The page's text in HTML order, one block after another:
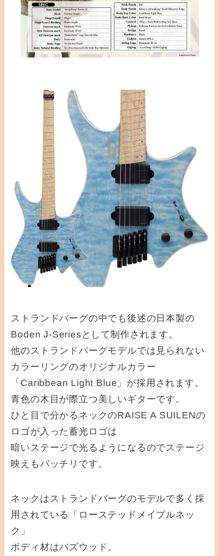
ストランドバーグの中でも後述の日本製の
Boden J-Seriesとして制作されます。
他のストランドバーグモデルでは見られない
カラーリングのオリジナルカラー
「Caribbean Light Blue」が採用されます。
青色の木目が際立つ美しいギターです。
ひと目で分かるネックのRAISE A SUILENの
ロゴが入った蓄光ロゴは
暗いステージで光るようになるのでステージ
映えもバッチリです。
ネックはストランドバーグのモデルで多く採
用されている「ローステッドメイプルネッ
ク」
ボディ材はバズウッド。